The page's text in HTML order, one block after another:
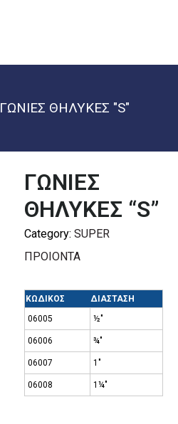
ΓΩΝΙΕΣ ΘΗΛΥΚΕΣ "S"
ΓΩΝΙΕΣ
ΘΗΛΥΚΕΣ “S”
Category: SUPER
ΠΡΟΙΟΝΤΑ
ΚΩΔΙΚΟΣ
ΔΙΑΣΤΑΣΗ
06005
½″
06006 ¾″
06007 1″
06008 1¼″